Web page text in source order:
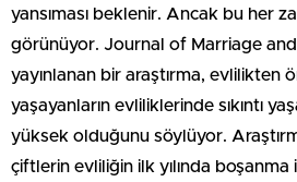
yansıması beklenir. Ancak bu her
görünüyor. Journal of Marriage and
yayınlanan bir araştırma, evlilikten
yaşayanların evliliklerinde sıkıntı
yüksek olduğunu söylüyor.
çiftlerin evliliğin ilk yılında